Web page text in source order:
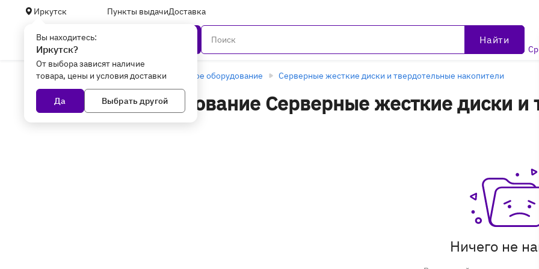
Иркутск Пункты выдачиДоставка
Вы находитесь:
Иркутск?
От выбора зависят наличие
товара, цены и условия доставки
Да Выбрать другой
Найти
Главная Уцененные товары Серверное оборудование Серверные жесткие диски и твердотельные накопители
Серверное оборудование Серверные жесткие диски и
накопители Ленточные картриджи в Иркутске -
Ничего не